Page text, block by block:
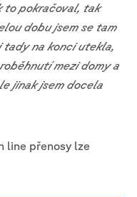
to pokračoval, tak
dobu jsem se tam
tady na konci utekla,
mezi domy a
jinak jsem docela
line přenosy lze